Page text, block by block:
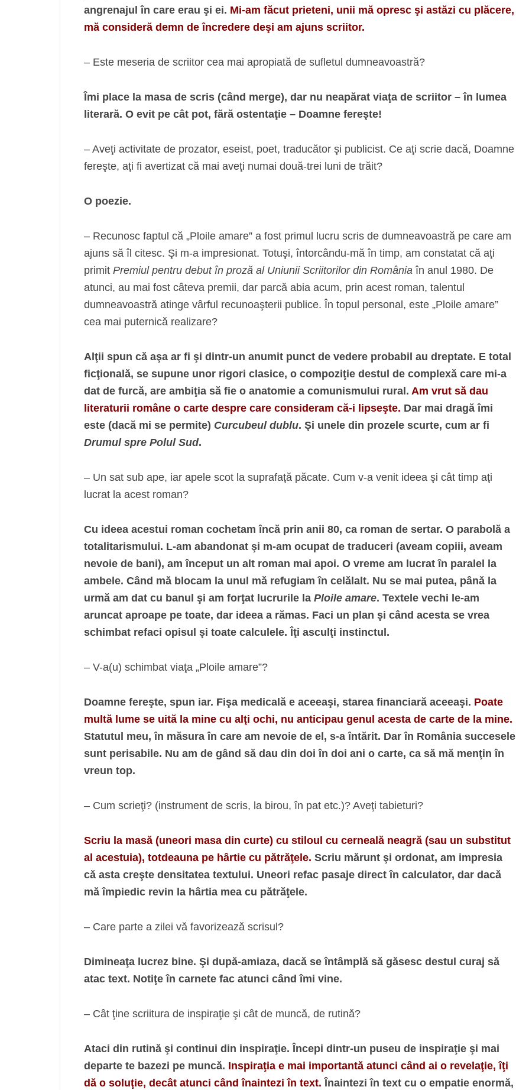
angrenajul în care erau şi ei. Mi-am făcut prieteni, unii mă opresc şi astăzi cu plăcere,
mă consideră demn de încredere deşi am ajuns scriitor.
– Este meseria de scriitor cea mai apropiată de sufletul dumneavoastră?
Îmi place la masa de scris (când merge), dar nu neapărat viaţa de scriitor – în lumea
literară. O evit pe cât pot, fără ostentaţie – Doamne fereşte!
– Aveţi activitate de prozator, eseist, poet, traducător şi publicist. Ce aţi scrie dacă, Doamne
fereşte, aţi fi avertizat că mai aveţi numai două-trei luni de trăit?
O poezie.
– Recunosc faptul că „Ploile amare” a fost primul lucru scris de dumneavoastră pe care am
ajuns să îl citesc. Şi m-a impresionat. Totuşi, întorcându-mă în timp, am constatat că aţi
primit Premiul pentru debut în proză al Uniunii Scriitorilor din Româniaîn anul 1980. De
atunci, au mai fost câteva premii, dar parcă abia acum, prin acest roman, talentul
dumneavoastră atinge vârful recunoaşterii publice. În topul personal, este „Ploile amare”
cea mai puternică realizare?
Alţii spun că aşa ar fi şi dintr-un anumit punct de vedere probabil au dreptate. E total
ficţională, se supune unor rigori clasice, o compoziţie destul de complexă care mi-a
dat de furcă, are ambiţia să fie o anatomie a comunismului rural. Am vrut să dau
literaturii române o carte despre care consideram că-i lipseşte. Dar mai dragă îmi
este (dacă mi se permite) Curcubeul dublu. Şi unele din prozele scurte, cum ar fi
Drumul spre Polul Sud.
– Un sat sub ape, iar apele scot la suprafaţă păcate. Cum v-a venit ideea şi cât timp aţi
lucrat la acest roman?
Cu ideea acestui roman cochetam încă prin anii 80, ca roman de sertar. O parabolă a
totalitarismului. L-am abandonat şi m-am ocupat de traduceri (aveam copiii, aveam
nevoie de bani), am început un alt roman mai apoi. O vreme am lucrat în paralel la
ambele. Când mă blocam la unul mă refugiam în celălalt. Nu se mai putea, până la
urmă am dat cu banul şi am forţat lucrurile la Ploile amare. Textele vechi le-am
aruncat aproape pe toate, dar ideea a rămas. Faci un plan şi când acesta se vrea
schimbat refaci opisul şi toate calculele. Îţi asculţi instinctul.
– V-a(u) schimbat viaţa „Ploile amare”?
Doamne fereşte, spun iar. Fişa medicală e aceeaşi, starea financiară aceeaşi. Poate
multă lume se uită la mine cu alţi ochi, nu anticipau genul acesta de carte de la mine.
Statutul meu, în măsura în care am nevoie de el, s-a întărit. Dar în România succesele
sunt perisabile. Nu am de gând să dau din doi în doi ani o carte, ca să mă menţin în
vreun top.
– Cum scrieţi? (instrument de scris, la birou, în pat etc.)? Aveţi tabieturi?
Scriu la masă (uneori masa din curte) cu stiloul cu cerneală neagră (sau un substitut
al acestuia), totdeauna pe hârtie cu pătrăţele. Scriu mărunt şi ordonat, am impresia
că asta creşte densitatea textului. Uneori refac pasaje direct în calculator, dar dacă
mă împiedic revin la hârtia mea cu pătrăţele.
– Care parte a zilei vă favorizează scrisul?
Dimineaţa lucrez bine. Şi după-amiaza, dacă se întâmplă să găsesc destul curaj să
atac text. Notiţe în carnete fac atunci când îmi vine.
– Cât ţine scriitura de inspiraţie şi cât de muncă, de rutină?
Ataci din rutină şi continui din inspiraţie. Începi dintr-un puseu de inspiraţie şi mai
departe te bazezi pe muncă. Inspiraţia e mai importantă atunci când ai o revelaţie, îţi
dă o soluţie, decât atunci când înaintezi în text. Înaintezi în text cu o empatie enormă,